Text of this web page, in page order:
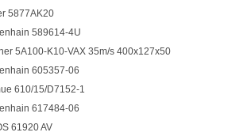
5877AK20
589614-4U
5A100-K10-VAX 35m/s 400x127x50
605357-06
610/15/D7152-1
617484-06
61920 AV